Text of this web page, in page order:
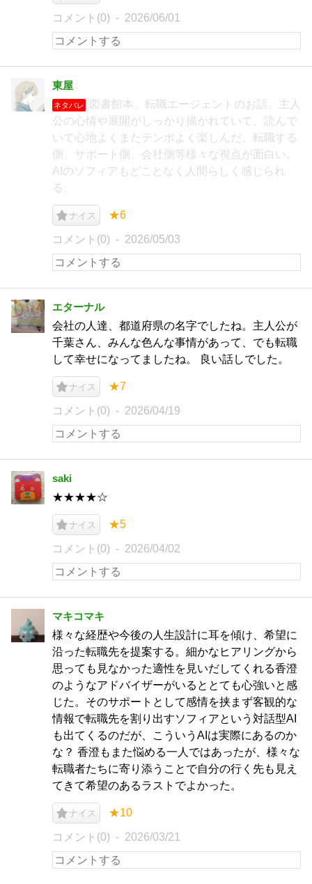
コメント(0) 2026/06/01
東屋
ネタバレ
図書館本。転職エージェントのお話。主人
公の心情や展開がしっかり描かれていて、読んで
いて心地よくまたテンポよく楽しんだ。転職する
側、サポート側、会社側等様々な視点が面白い。
AIのソフィアもどことなく人間らしく感じられ
る。
ナイス ★6
コメント(0) 2026/05/03
エターナル
会社の人達、都道府県の名字でしたね。主人公が
千葉さん、みんな色んな事情があって、でも転職
して幸せになってましたね。 良い話しでした。
ナイス ★7
コメント(0) 2026/04/19
saki
★★★★☆
ナイス ★5
コメント(0) 2026/04/02
マキコマキ
様々な経歴や今後の人生設計に耳を傾け、希望に
沿った転職先を提案する。細かなヒアリングから
思っても見なかった適性を見いだしてくれる香澄
のようなアドバイザーがいるととても心強いと感
じた。そのサポートとして感情を挟まず客観的な
情報で転職先を割り出すソフィアという対話型AI
も出てくるのだが、こういうAIは実際にあるのか
な？ 香澄もまた悩める一人ではあったが、様々な
転職者たちに寄り添うことで自分の行く先も見え
てきて希望のあるラストでよかった。
ナイス ★10
コメント(0) 2026/03/21